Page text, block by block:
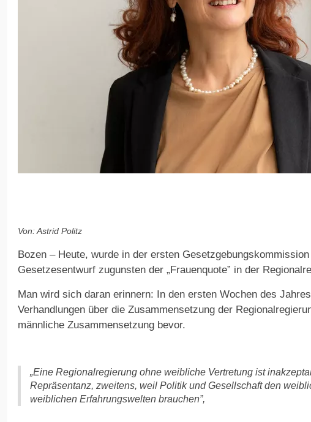
Von: Astrid Politz
Bozen – Heute, wurde in der ersten
Gesetzesentwurf zugunsten der „Frauenquote” in der
Man wird sich daran erinnern: In den ersten Wochen des
Verhandlungen über die Zusammensetzung der
männliche Zusammensetzung bevor.
„Eine Regionalregierung ohne weibliche Vertretung ist
Repräsentanz, zweitens, weil Politik und Gesellschaft den
weiblichen Erfahrungswelten brauchen”,